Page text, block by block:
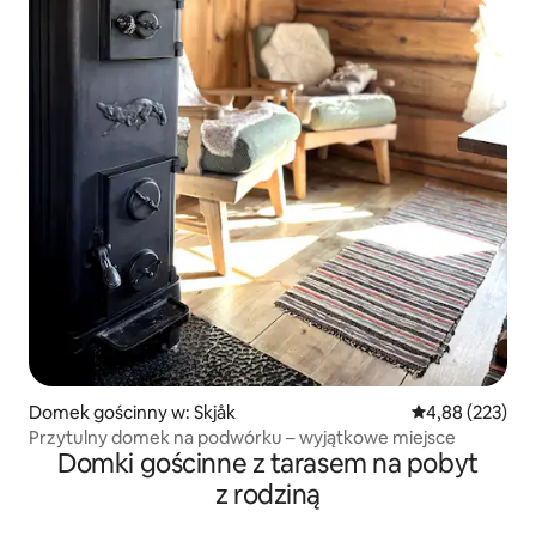
Domek gościnny w: Skjåk Średnia
4,88 (223)
Przytulny domek na podwórku – wyjątkowe miejsce
Domki gościnne z tarasem na pobyt
z rodziną